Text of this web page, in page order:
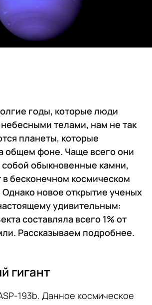
годы, которые люди
телами, нам не так
планеты, которые
общем фоне. Чаще всего они
обыкновенные камни,
в бесконечном космическом
Однако новое открытие ученых
удивительным:
составляла всего 1% от
Рассказываем подробнее.
гигант
193b. Данное космическое